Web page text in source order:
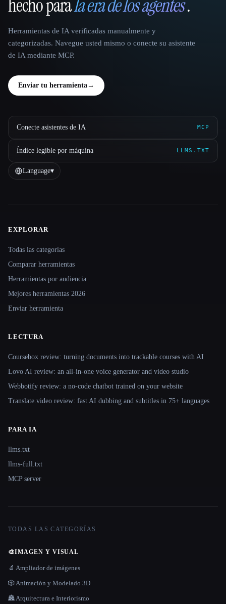
hecho parala era de los agentes.
Herramientas de IA verificadas manualmente y
categorizadas. Navegue usted mismo o conecte su asistente
de IA mediante MCP.
Enviar tu herramienta→
Conecte asistentes de IA MCP
Índice legible por máquina LLMS.TXT
Language▾
Site navigation
EXPLORAR
Todas las categorías
Comparar herramientas
Herramientas por audiencia
Mejores herramientas 2026
Enviar herramienta
LECTURA
Coursebox review: turning documents into trackable courses with AI
Lovo AI review: an all-in-one voice generator and video studio
Webbotify review: a no-code chatbot trained on your website
Translate.video review: fast AI dubbing and subtitles in 75+ languages
PARA IA
llms.txt
llms-full.txt
MCP server
TODAS LAS CATEGORÍAS
🎨IMAGEN Y VISUAL
🔬 Ampliador de imágenes
🎲 Animación y Modelado 3D
🏯 Arquitectura e Interiorismo